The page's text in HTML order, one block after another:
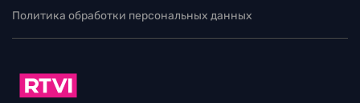
Политика обработки персональных данных